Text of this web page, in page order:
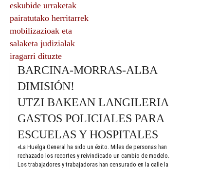
eskubide urraketak
pairatutako herritarrek
mobilizazioak eta
salaketa judizialak
iragarri dituzte
BARCINA-MORRAS-ALBA
DIMISIÓN!
UTZI BAKEAN LANGILERIA
GASTOS POLICIALES PARA
ESCUELAS Y HOSPITALES
«La Huelga General ha sido un éxito. Miles de personas han
rechazado los recortes y reivindicado un cambio de modelo.
Los trabajadores y trabajadoras han censurado en la calle la